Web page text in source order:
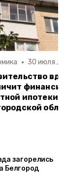
30 июля ,
ипотеки
загорелись
Белгород